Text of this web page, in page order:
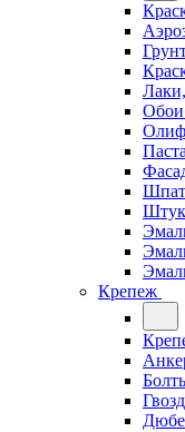
Крепеж